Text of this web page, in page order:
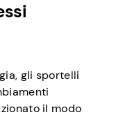
gli sportelli
il modo